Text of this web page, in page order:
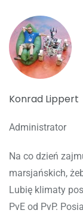
Konrad Lippert
Administrator
Na co dzień
marsjańskich,
Lubię klimaty
PvE od PvP.